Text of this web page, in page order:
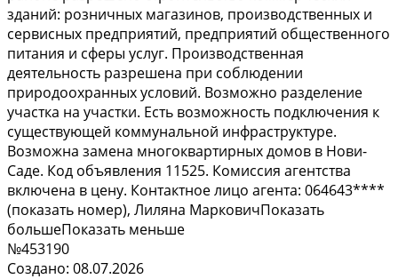
зданий: розничных магазинов, производственных и
сервисных предприятий, предприятий общественного
питания и сферы услуг. Производственная
деятельность разрешена при соблюдении
природоохранных условий. Возможно разделение
участка на участки. Есть возможность подключения к
существующей коммунальной инфраструктуре.
Возможна замена многоквартирных домов в Нови-
Саде. Код объявления 11525. Комиссия агентства
включена в цену. Контактное лицо агента: 064643****
(показать номер), Лиляна МарковичПоказать
большеПоказать меньше
№453190
Создано: 08.07.2026